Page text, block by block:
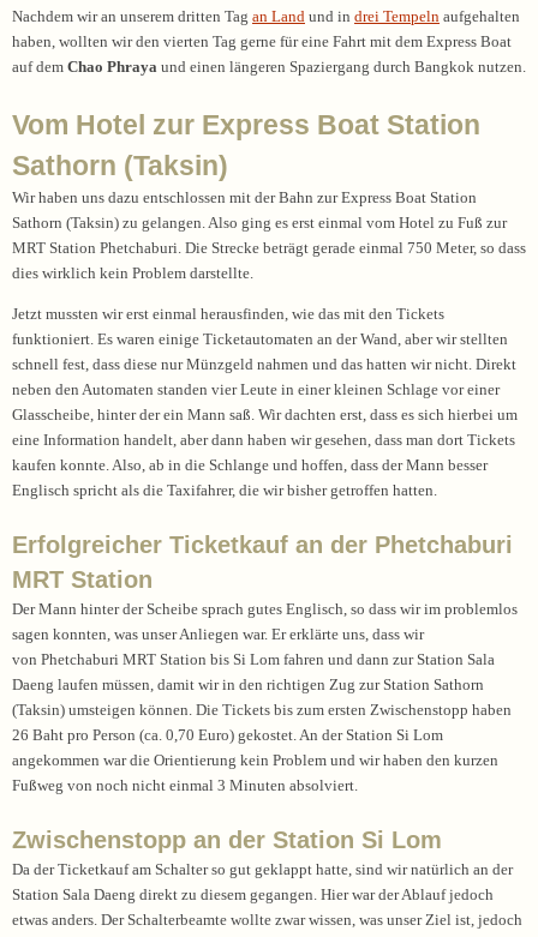
Nachdem wir an unserem dritten Tag an Land und in drei Tempeln aufgehalten
haben, wollten wir den vierten Tag gerne für eine Fahrt mit dem Express Boat
auf dem Chao Phraya und einen längeren Spaziergang durch Bangkok nutzen.
Vom Hotel zur Express Boat Station
Sathorn (Taksin)
Wir haben uns dazu entschlossen mit der Bahn zur Express Boat Station
Sathorn (Taksin) zu gelangen. Also ging es erst einmal vom Hotel zu Fuß zur
MRT Station Phetchaburi. Die Strecke beträgt gerade einmal 750 Meter, so dass
dies wirklich kein Problem darstellte.
Jetzt mussten wir erst einmal herausfinden, wie das mit den Tickets
funktioniert. Es waren einige Ticketautomaten an der Wand, aber wir stellten
schnell fest, dass diese nur Münzgeld nahmen und das hatten wir nicht. Direkt
neben den Automaten standen vier Leute in einer kleinen Schlage vor einer
Glasscheibe, hinter der ein Mann saß. Wir dachten erst, dass es sich hierbei um
eine Information handelt, aber dann haben wir gesehen, dass man dort Tickets
kaufen konnte. Also, ab in die Schlange und hoffen, dass der Mann besser
Englisch spricht als die Taxifahrer, die wir bisher getroffen hatten.
Erfolgreicher Ticketkauf an der Phetchaburi
MRT Station
Der Mann hinter der Scheibe sprach gutes Englisch, so dass wir im problemlos
sagen konnten, was unser Anliegen war. Er erklärte uns, dass wir
von Phetchaburi MRT Station bis Si Lom fahren und dann zur Station Sala
Daeng laufen müssen, damit wir in den richtigen Zug zur Station Sathorn
(Taksin) umsteigen können. Die Tickets bis zum ersten Zwischenstopp haben
26 Baht pro Person (ca. 0,70 Euro) gekostet. An der Station Si Lom
angekommen war die Orientierung kein Problem und wir haben den kurzen
Fußweg von noch nicht einmal 3 Minuten absolviert.
Zwischenstopp an der Station Si Lom
Da der Ticketkauf am Schalter so gut geklappt hatte, sind wir natürlich an der
Station Sala Daeng direkt zu diesem gegangen. Hier war der Ablauf jedoch
etwas anders. Der Schalterbeamte wollte zwar wissen, was unser Ziel ist, jedoch